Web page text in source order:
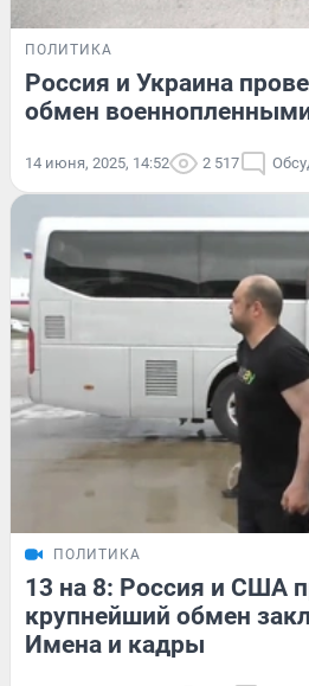
ПОЛИТИКА
Россия и Украина
обмен
14 июня, 2025, 14:52 2 517
ПОЛИТИКА
13 на 8: Россия и США
крупнейший обмен
Имена и кадры